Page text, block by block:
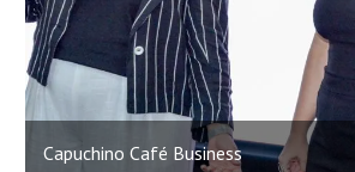
Capuchino Café Business